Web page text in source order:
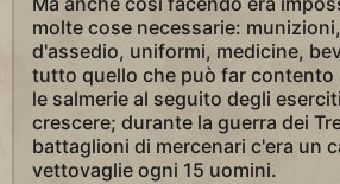
molte cose necessarie:
d'assedio, uniformi, medicine,
tutto quello che può far contento
le salmerie al seguito degli
crescere; durante la guerra dei
battaglioni di mercenari c'era un
vettovaglie ogni 15 uomini.